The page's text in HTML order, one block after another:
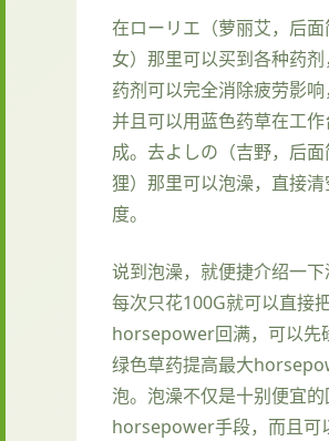
在ローリエ（萝丽艾，后
女）那里可以买到各种药
药剂可以完全消除疲劳影响
并且可以用蓝色药草在工
成。去よしの（吉野，后
狸）那里可以泡澡，直接清
度。
说到泡澡，就便捷介绍一下
每次只花100G就可以直接
horsepower回满，可以先
绿色草药提高最大
泡。泡澡不仅是十别便宜的
horsepower手段，而且可